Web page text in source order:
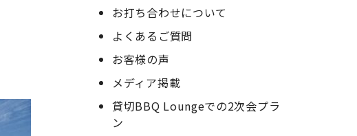
お打ち合わせについて
よくあるご質問
お客様の声
メディア掲載
貸切BBQ Loungeでの2次会プラ
ン